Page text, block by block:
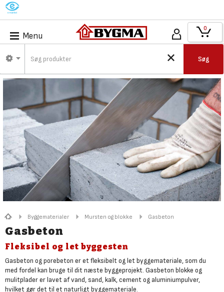
M
Menu
Søg
0
Byggematerialer Mursten og blokke Gasbeton
Gasbeton
Fleksibel og let byggesten
Gasbeton og porebeton er et fleksibelt og let byggemateriale, som du
med fordel kan bruge til dit næste byggeprojekt. Gasbeton blokke og
mulitplader er lavet af vand, sand, kalk, cement og aluminiumpulver,
hvilket gør det til et naturligt byggemateriale.